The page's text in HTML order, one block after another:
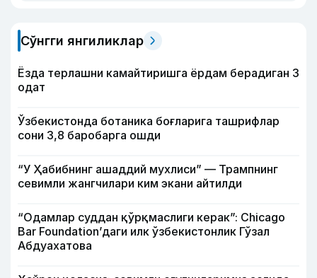
Сўнгги янгиликлар
Ёзда терлашни камайтиришга ёрдам берадиган 3
одат
Ўзбекистонда ботаника боғларига ташрифлар
сони 3,8 баробарга ошди
“У Ҳабибнинг ашаддий мухлиси” — Трампнинг
севимли жангчилари ким экани айтилди
“Одамлар суддан қўрқмаслиги керак”: Chicago
Bar Foundation’даги илк ўзбекистонлик Гўзал
Абдуахатова